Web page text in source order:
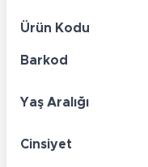
Ürün Kodu
Barkod
Yaş Aralığı
Cinsiyet